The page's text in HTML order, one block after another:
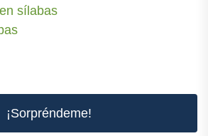
sílabas
¡Sorpréndeme!